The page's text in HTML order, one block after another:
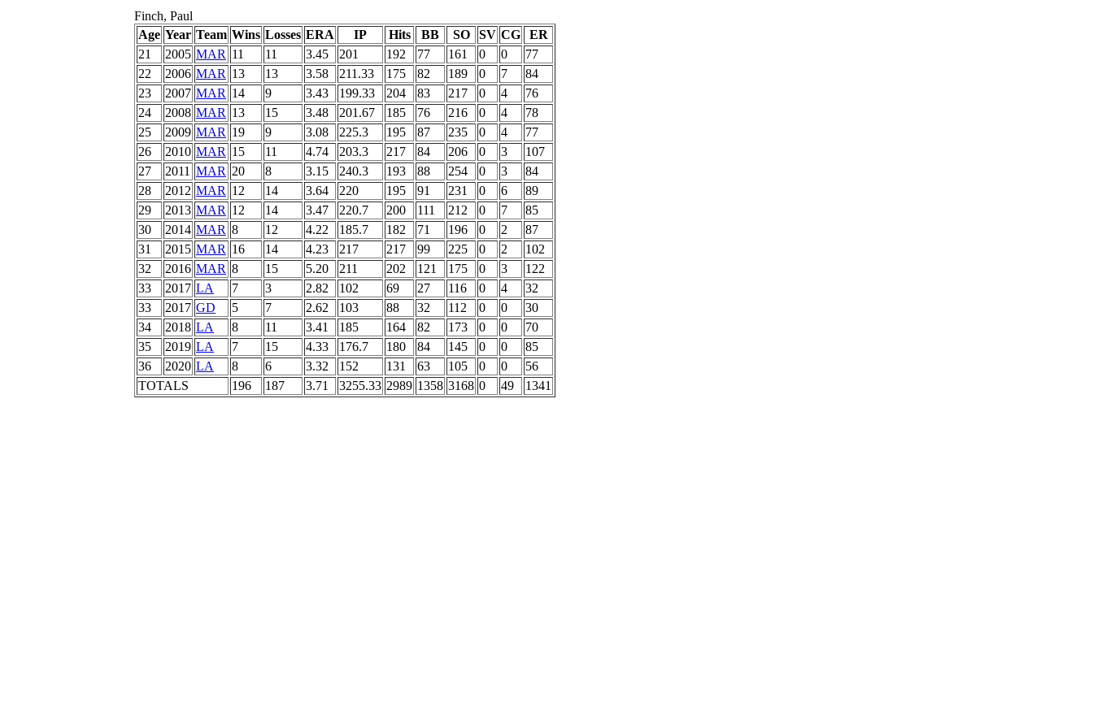
Finch, Paul
Age Year Team Wins Losses ERA IP Hits BB SO SV CG
ER
21
2005 MAR 11 11 3.45 201 192 77 161 0 0
77
22
2006 MAR 13 13 3.58 211.33 175 82 189 0 7
84
23
2007 MAR 14 9 3.43 199.33 204 83 217 0 4
76
24
2008 MAR 13 15 3.48 201.67 185 76 216 0 4
78
25
2009 MAR 19 9 3.08 225.3 195 87 235 0 4
77
26
2010 MAR 15 11 4.74 203.3 217 84 206 0 3
107
27
2011 MAR 20 8 3.15 240.3 193 88 254 0 3
84
28
2012 MAR 12 14 3.64 220 195 91 231 0 6
89
29
2013 MAR 12 14 3.47 220.7 200 111 212 0 7
85
30
2014 MAR 8 12 4.22 185.7 182 71 196 0 2
87
31
2015 MAR 16 14 4.23 217 217 99 225 0 2
102
32
2016 MAR 8 15 5.20 211 202 121 175 0 3
122
33
2017 LA 7 3 2.82 102 69 27 116 0 4
32
33
2017 GD 5 7 2.62 103 88 32 112 0 0
30
34
2018 LA 8 11 3.41 185 164 82 173 0 0
70
35
2019 LA 7 15 4.33 176.7 180 84 145 0 0
85
36
2020 LA 8 6 3.32 152 131 63 105 0 0
56
TOTALS
196 187 3.71 3255.33 2989 1358 3168 0 49 1341